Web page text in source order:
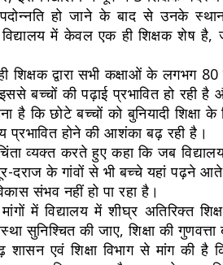
हो जाने के बाद से उनके
में केवल एक ही शिक्षक शेष
शिक्षक द्वारा सभी कक्षाओं के लगभग
बच्चों की पढ़ाई प्रभावित हो रही
है कि छोटे बच्चों को बुनियादी शिक्षा के
प्रभावित होने की आशंका बढ़ रही है।
व्यक्त करते हुए कहा कि जब
दराज के गांवों से भी बच्चे यहां पढ़ने
संभव नहीं हो पा रहा है।
में विद्यालय में शीघ्र अतिरिक्त
सुनिश्चित की जाए, शिक्षा की
शासन एवं शिक्षा विभाग से मांग की